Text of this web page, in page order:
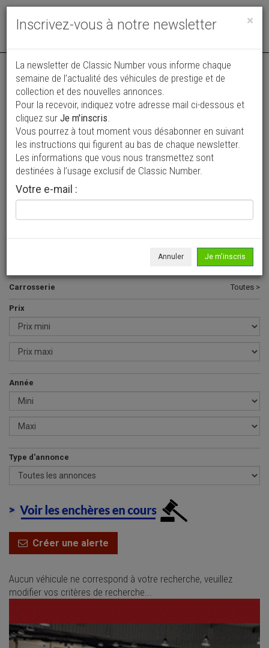
Toggle
Vos annonces vues par
plus de 4 millions de collectionneurs
Ajouter une annonce
> Rechercher un véhicule
Roadster >
Carrosserie Toutes >
Prix
Année
Type d'annonce
Créer une alerte
Aucun véhicule ne correspond à votre recherche, veuillez
modifier vos critères de recherche...
×
Inscrivez-vous à notre newsletter
La newsletter de Classic Number vous informe chaque
semaine de l’actualité des véhicules de prestige et de
collection et des nouvelles annonces.
Pour la recevoir, indiquez votre adresse mail ci-dessous et
cliquez sur Je m'inscris.
Vous pourrez à tout moment vous désabonner en suivant
les instructions qui figurent au bas de chaque newsletter.
Les informations que vous nous transmettez sont
destinées à l’usage exclusif de Classic Number.
Votre e-mail :
Annuler Je m'inscris